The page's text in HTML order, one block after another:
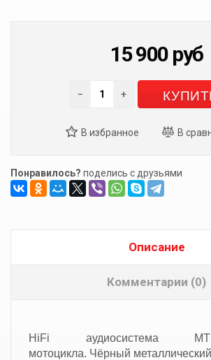
15 900 руб
− +
Понравилось? поделись с друзьями
Описание
Комментарии (0)
HiFi аудиосистема
мотоцикла. Чёрный